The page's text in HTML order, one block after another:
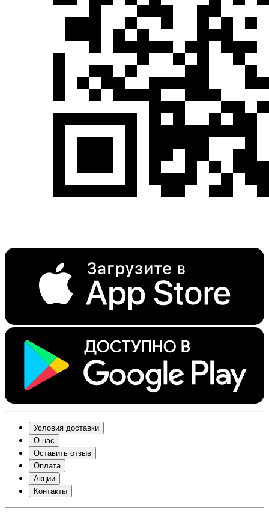
Условия доставки
О нас
Оставить отзыв
Оплата
Акции
Контакты